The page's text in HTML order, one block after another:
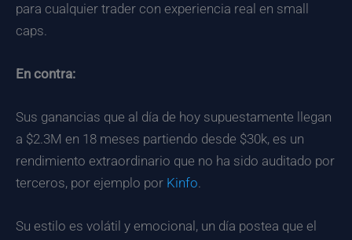
para cualquier trader con experiencia real en small
caps.
En contra:
Sus ganancias que al día de hoy supuestamente llegan
a $2.3M en 18 meses partiendo desde $30k, es un
rendimiento extraordinario que no ha sido auditado por
terceros, por ejemplo por Kinfo.
Su estilo es volátil y emocional, un día postea que el